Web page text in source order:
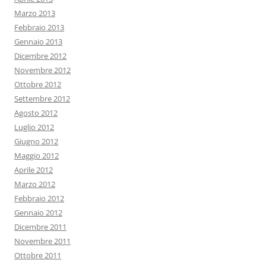
Marzo 2013
Febbraio 2013
Gennaio 2013
Dicembre 2012
Novembre 2012
Ottobre 2012
Settembre 2012
Agosto 2012
Luglio 2012
Giugno 2012
Maggio 2012
Aprile 2012
Marzo 2012
Febbraio 2012
Gennaio 2012
Dicembre 2011
Novembre 2011
Ottobre 2011